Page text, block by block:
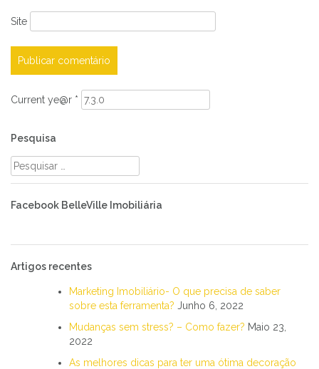
Site
Current ye@r *
Pesquisa
Pesquisar
por:
Facebook BelleVille Imobiliária
Artigos recentes
Marketing Imobiliário- O que precisa de saber
sobre esta ferramenta? Junho 6, 2022
Mudanças sem stress? – Como fazer? Maio 23,
2022
As melhores dicas para ter uma ótima decoração